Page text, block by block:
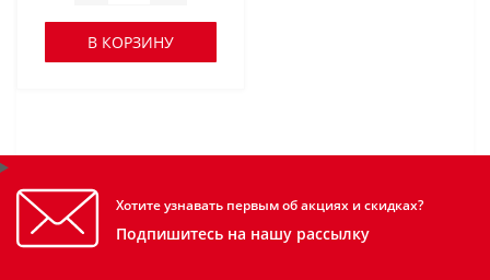
В КОРЗИНУ
Хотите узнавать первым об акциях и скидках?
Подпишитесь на нашу рассылку